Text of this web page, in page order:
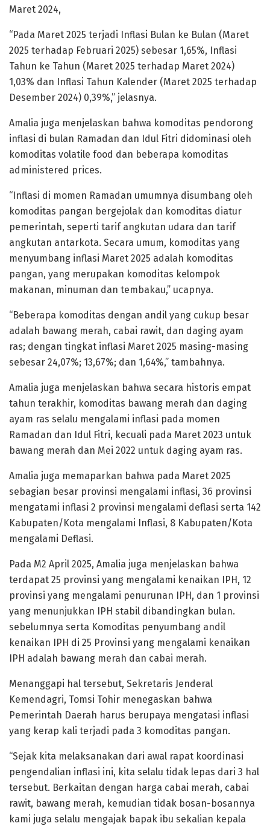
Maret 2024,
“Pada Maret 2025 terjadi Inflasi Bulan ke Bulan (Maret
2025 terhadap Februari 2025) sebesar 1,65%, Inflasi
Tahun ke Tahun (Maret 2025 terhadap Maret 2024)
1,03% dan Inflasi Tahun Kalender (Maret 2025 terhadap
Desember 2024) 0,39%,” jelasnya.
Amalia juga menjelaskan bahwa komoditas pendorong
inflasi di bulan Ramadan dan Idul Fitri didominasi oleh
komoditas volatile food dan beberapa komoditas
administered prices.
“Inflasi di momen Ramadan umumnya disumbang oleh
komoditas pangan bergejolak dan komoditas diatur
pemerintah, seperti tarif angkutan udara dan tarif
angkutan antarkota. Secara umum, komoditas yang
menyumbang inflasi Maret 2025 adalah komoditas
pangan, yang merupakan komoditas kelompok
makanan, minuman dan tembakau,” ucapnya.
“Beberapa komoditas dengan andil yang cukup besar
adalah bawang merah, cabai rawit, dan daging ayam
ras; dengan tingkat inflasi Maret 2025 masing-masing
sebesar 24,07%; 13,67%; dan 1,64%,” tambahnya.
Amalia juga menjelaskan bahwa secara historis empat
tahun terakhir, komoditas bawang merah dan daging
ayam ras selalu mengalami inflasi pada momen
Ramadan dan Idul Fitri, kecuali pada Maret 2023 untuk
bawang merah dan Mei 2022 untuk daging ayam ras.
Amalia juga memaparkan bahwa pada Maret 2025
sebagian besar provinsi mengalami inflasi, 36 provinsi
mengatami inflasi 2 provinsi mengalami deflasi serta 142
Kabupaten/Kota mengalami Inflasi, 8 Kabupaten/Kota
mengalami Deflasi.
Pada M2 April 2025, Amalia juga menjelaskan bahwa
terdapat 25 provinsi yang mengalami kenaikan IPH, 12
provinsi yang mengalami penurunan IPH, dan 1 provinsi
yang menunjukkan IPH stabil dibandingkan bulan.
sebelumnya serta Komoditas penyumbang andil
kenaikan IPH di 25 Provinsi yang mengalami kenaikan
IPH adalah bawang merah dan cabai merah.
Menanggapi hal tersebut, Sekretaris Jenderal
Kemendagri, Tomsi Tohir menegaskan bahwa
Pemerintah Daerah harus berupaya mengatasi inflasi
yang kerap kali terjadi pada 3 komoditas pangan.
“Sejak kita melaksanakan dari awal rapat koordinasi
pengendalian inflasi ini, kita selalu tidak lepas dari 3 hal
tersebut. Berkaitan dengan harga cabai merah, cabai
rawit, bawang merah, kemudian tidak bosan-bosannya
kami juga selalu mengajak bapak ibu sekalian kepala